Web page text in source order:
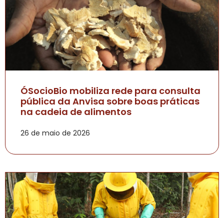
ÓSocioBio mobiliza rede para consulta
pública da Anvisa sobre boas práticas
na cadeia de alimentos
26 de maio de 2026